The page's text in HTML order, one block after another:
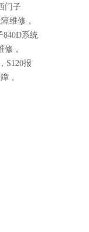
门子
维修，
840D系统
修，
S120报
，